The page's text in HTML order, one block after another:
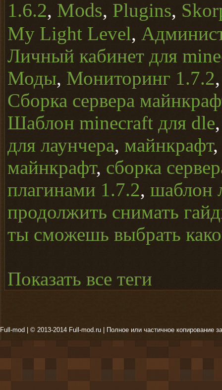
1.6.2, Mods, Plugins,
My Light Level,
Личный кабинет для
Моды, Мониторинг 1.7.2
Сборка сервера
Шаблон minecraft для dle
для лаунчера, майнкрафт
майнкрафт, сборка
плагинами 1.7.2, шаблон
продолжить снимать
ты сможешь выбрать
Показать все теги
Full-mod | © 2013-2014 Full-mod.ru | Полное или частичное копирование